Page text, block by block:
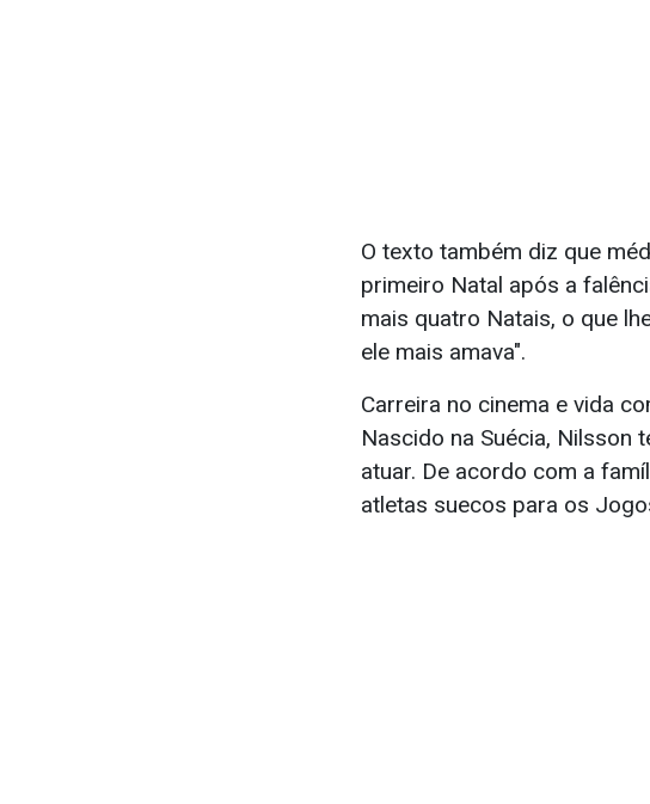
O texto também diz que
primeiro Natal após a
mais quatro Natais, o que
ele mais amava".
Carreira no cinema e vida
Nascido na Suécia, Nilsson
atuar. De acordo com a
atletas suecos para os